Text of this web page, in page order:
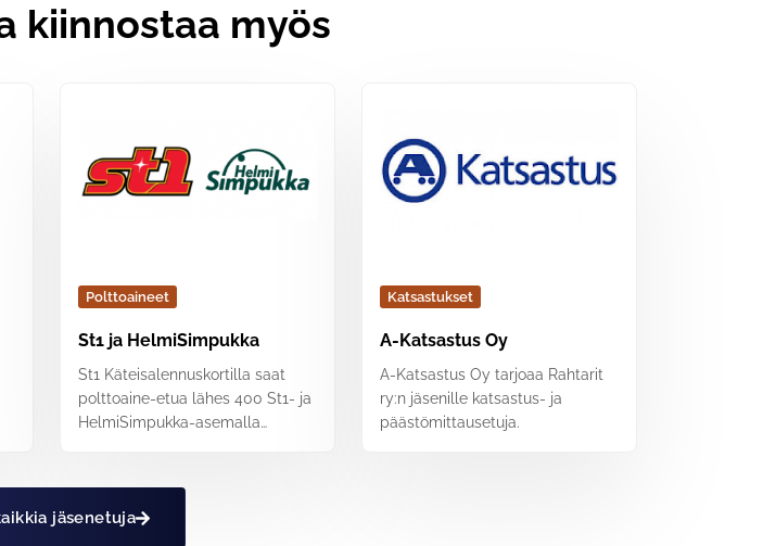
kiinnostaa myös
Polttoaineet
St1 ja HelmiSimpukka
St1 Käteisalennuskortilla saat
polttoaine-etua lähes 400 St1- ja
HelmiSimpukka-asemalla
Katsastukset
A-Katsastus Oy
A-Katsastus Oy tarjoaa Rahtarit
ry:n jäsenille katsastus- ja
päästömittausetuja.
jäsenetuja